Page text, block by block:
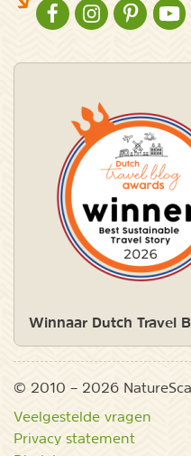
NATURESCANNER OP
Winnaar Dutch Travel
© 2010 – 2026
Veelgestelde vragen
Privacy statement